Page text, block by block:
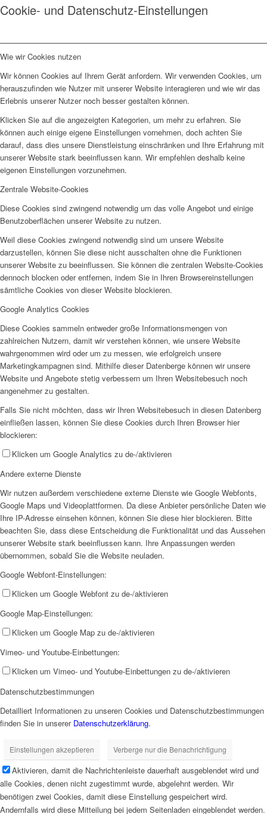
Cookie- und Datenschutz-Einstellungen
Wie wir Cookies nutzen
Wir können Cookies auf Ihrem Gerät anfordern. Wir verwenden Cookies, um
herauszufinden wie Nutzer mit unserer Website interagieren und wie wir das
Erlebnis unserer Nutzer noch besser gestalten können.
Klicken Sie auf die angezeigten Kategorien, um mehr zu erfahren. Sie
können auch einige eigene Einstellungen vornehmen, doch achten Sie
darauf, dass dies unsere Dienstleistung einschränken und Ihre Erfahrung mit
unserer Website stark beeinflussen kann. Wir empfehlen deshalb keine
eigenen Einstellungen vorzunehmen.
Zentrale Website-Cookies
Diese Cookies sind zwingend notwendig um das volle Angebot und einige
Benutzoberflächen unserer Website zu nutzen.
Weil diese Cookies zwingend notwendig sind um unsere Website
darzustellen, können Sie diese nicht ausschalten ohne die Funktionen
unserer Website zu beeinflussen. Sie können die zentralen Website-Cookies
dennoch blocken oder entfernen, indem Sie in Ihren Browsereinstellungen
sämtliche Cookies von dieser Website blockieren.
Google Analytics Cookies
Diese Cookies sammeln entweder große Informationsmengen von
zahlreichen Nutzern, damit wir verstehen können, wie unsere Website
wahrgenommen wird oder um zu messen, wie erfolgreich unsere
Marketingkampagnen sind. Mithilfe dieser Datenberge können wir unsere
Website und Angebote stetig verbessern um Ihren Websitebesuch noch
angenehmer zu gestalten.
Falls Sie nicht möchten, dass wir Ihren Websitebesuch in diesen Datenberg
einfließen lassen, können Sie diese Cookies durch Ihren Browser hier
blockieren:
Klicken um Google Analytics zu de-/aktivieren
Andere externe Dienste
Wir nutzen außerdem verschiedene externe Dienste wie Google Webfonts,
Google Maps und Videoplattformen. Da diese Anbieter persönliche Daten wie
Ihre IP-Adresse einsehen können, können Sie diese hier blockieren. Bitte
beachten Sie, dass diese Entscheidung die Funktionalität und das Aussehen
unserer Website stark beeinflussen kann. Ihre Anpassungen werden
übernommen, sobald Sie die Website neuladen.
Google Webfont-Einstellungen:
Klicken um Google Webfont zu de-/aktivieren
Google Map-Einstellungen:
Klicken um Google Map zu de-/aktivieren
Vimeo- und Youtube-Einbettungen:
Klicken um Vimeo- und Youtube-Einbettungen zu de-/aktivieren
Datenschutzbestimmungen
Detailliert Informationen zu unseren Cookies und Datenschutzbestimmungen
finden Sie in unserer Datenschutzerklärung.
Einstellungen akzeptieren Verberge nur die Benachrichtigung
Aktivieren, damit die Nachrichtenleiste dauerhaft ausgeblendet wird und
alle Cookies, denen nicht zugestimmt wurde, abgelehnt werden. Wir
benötigen zwei Cookies, damit diese Einstellung gespeichert wird.
Andernfalls wird diese Mitteilung bei jedem Seitenladen eingeblendet werden.